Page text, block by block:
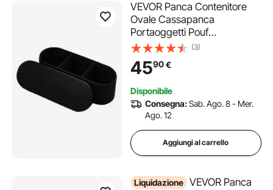
VEVOR Panca Contenitore
Ovale Cassapanca
Portaoggetti Pouf
Organizzatore Contenitore
Carico 299,37 kg per Letto
con Ampio Spazio di
Letto, Ingresso, Nero, Ovale
(3)
4590€
Disponibile
Consegna:Sab. Ago. 8 - Mer.
Ago. 12
Aggiungi al carrello
Liquidazione VEVOR Panca